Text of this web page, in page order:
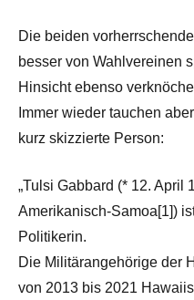
Die beiden
besser von Wahlvereinen
Hinsicht ebenso
Immer wieder tauchen
kurz skizzierte Person:
„Tulsi Gabbard (* 12. April
Amerikanisch-Samoa[1])
Politikerin.
Die Militärangehörige der
von 2013 bis 2021